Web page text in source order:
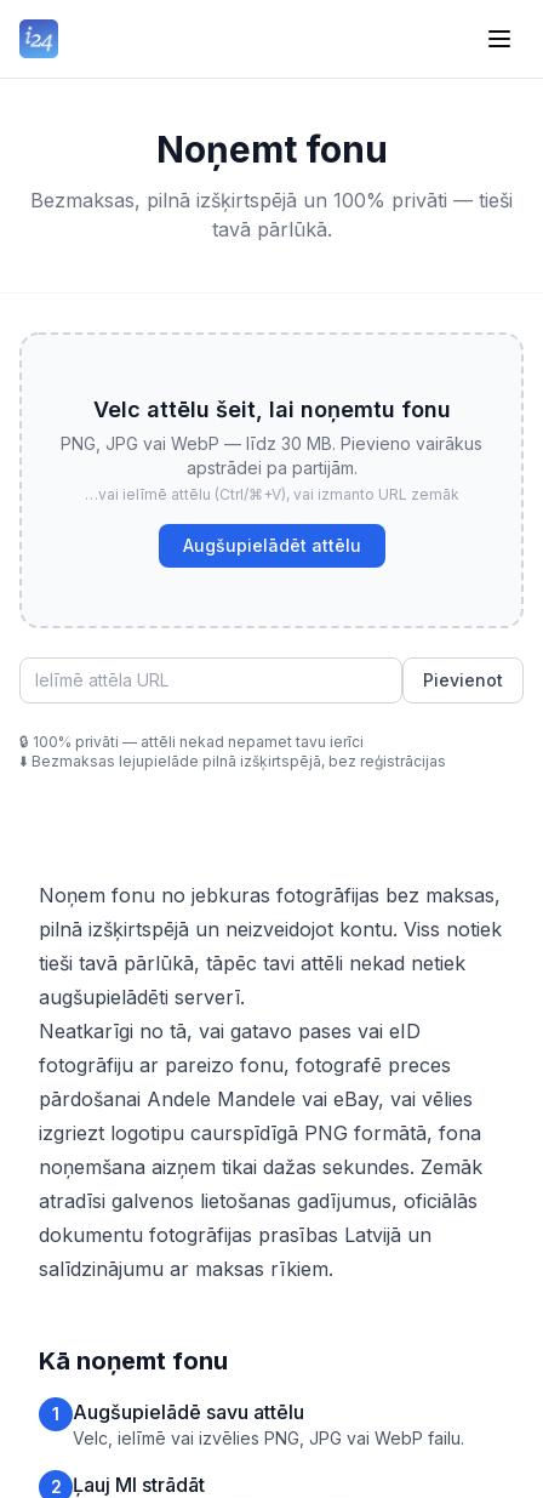
Noņemt fonu
Bezmaksas, pilnā izšķirtspējā un 100% privāti — tieši
tavā pārlūkā.
Velc attēlu šeit, lai noņemtu fonu
PNG, JPG vai WebP — līdz 30 MB. Pievieno vairākus
apstrādei pa partijām.
…vai ielīmē attēlu (Ctrl/⌘+V), vai izmanto URL zemāk
Augšupielādēt attēlu
Pievienot
🔒 100% privāti — attēli nekad nepamet tavu ierīci
⬇️ Bezmaksas lejupielāde pilnā izšķirtspējā, bez reģistrācijas
Noņem fonu no jebkuras fotogrāfijas bez maksas,
pilnā izšķirtspējā un neizveidojot kontu. Viss notiek
tieši tavā pārlūkā, tāpēc tavi attēli nekad netiek
augšupielādēti serverī.
Neatkarīgi no tā, vai gatavo pases vai eID
fotogrāfiju ar pareizo fonu, fotografē preces
pārdošanai Andele Mandele vai eBay, vai vēlies
izgriezt logotipu caurspīdīgā PNG formātā, fona
noņemšana aizņem tikai dažas sekundes. Zemāk
atradīsi galvenos lietošanas gadījumus, oficiālās
dokumentu fotogrāfijas prasības Latvijā un
salīdzinājumu ar maksas rīkiem.
Kā noņemt fonu
1 Augšupielādē savu attēlu
Velc, ielīmē vai izvēlies PNG, JPG vai WebP failu.
2 Ļauj MI strādāt